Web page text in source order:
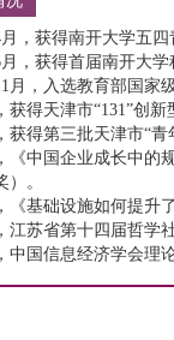
月，获得南开大学五
月，获得首届南开大
月，入选教育部国家
获得天津市“131”创
获得第三批天津市“
《中国企业成长中
）。
《基础设施如何提升
江苏省第十四届哲学
中国信息经济学会理